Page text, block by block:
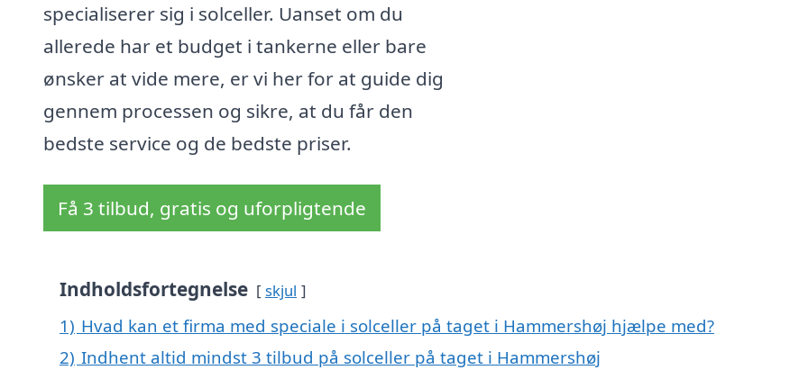
specialiserer sig i solceller. Uanset om du
allerede har et budget i tankerne eller bare
ønsker at vide mere, er vi her for at guide dig
gennem processen og sikre, at du får den
bedste service og de bedste priser.
Få 3 tilbud, gratis og uforpligtende
Indholdsfortegnelse skjul
1) Hvad kan et firma med speciale i solceller på taget i Hammershøj hjælpe med?
2) Indhent altid mindst 3 tilbud på solceller på taget i Hammershøj